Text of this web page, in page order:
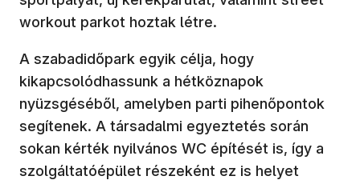
workout parkot hoztak létre.
A szabadidőpark egyik célja, hogy
kikapcsolódhassunk a hétköznapok
nyüzsgéséből, amelyben parti pihenőpontok
segítenek. A társadalmi egyeztetés során
sokan kérték nyilvános WC építését is, így a
szolgáltatóépület részeként ez is helyet